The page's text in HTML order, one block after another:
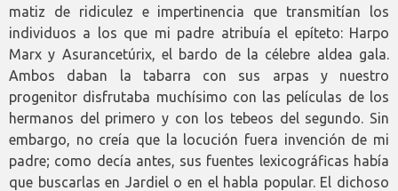
matiz de ridiculez e impertinencia que transmitían los
individuos a los que mi padre atribuía el epíteto: Harpo
Marx y Asurancetúrix, el bardo de la célebre aldea gala.
Ambos daban la tabarra con sus arpas y nuestro
progenitor disfrutaba muchísimo con las películas de los
hermanos del primero y con los tebeos del segundo. Sin
embargo, no creía que la locución fuera invención de mi
padre; como decía antes, sus fuentes lexicográficas había
que buscarlas en Jardiel o en el habla popular. El dichoso